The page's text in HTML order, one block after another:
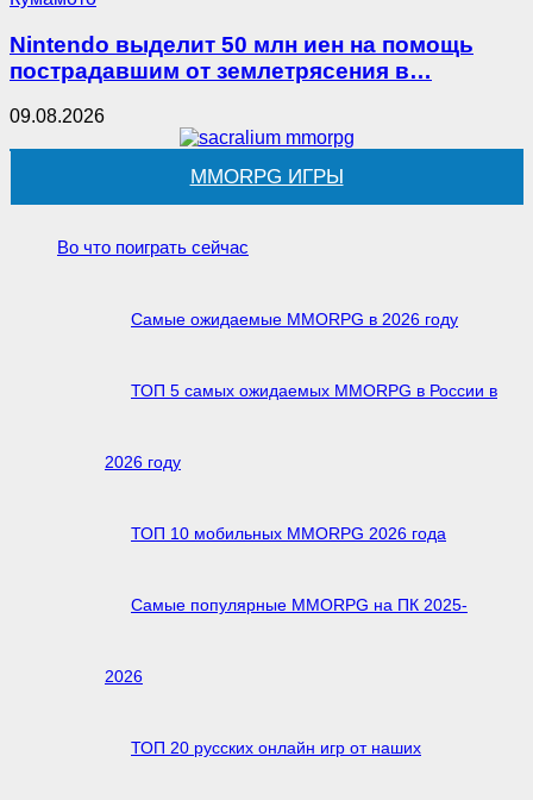
Nintendo выделит 50 млн иен на помощь
пострадавшим от землетрясения в…
09.08.2026
MMORPG ИГРЫ
Во что поиграть сейчас
Самые ожидаемые MMORPG в 2026 году
ТОП 5 самых ожидаемых MMORPG в России в
2026 году
ТОП 10 мобильных MMORPG 2026 года
Самые популярные MMORPG на ПК 2025-
2026
ТОП 20 русских онлайн игр от наших